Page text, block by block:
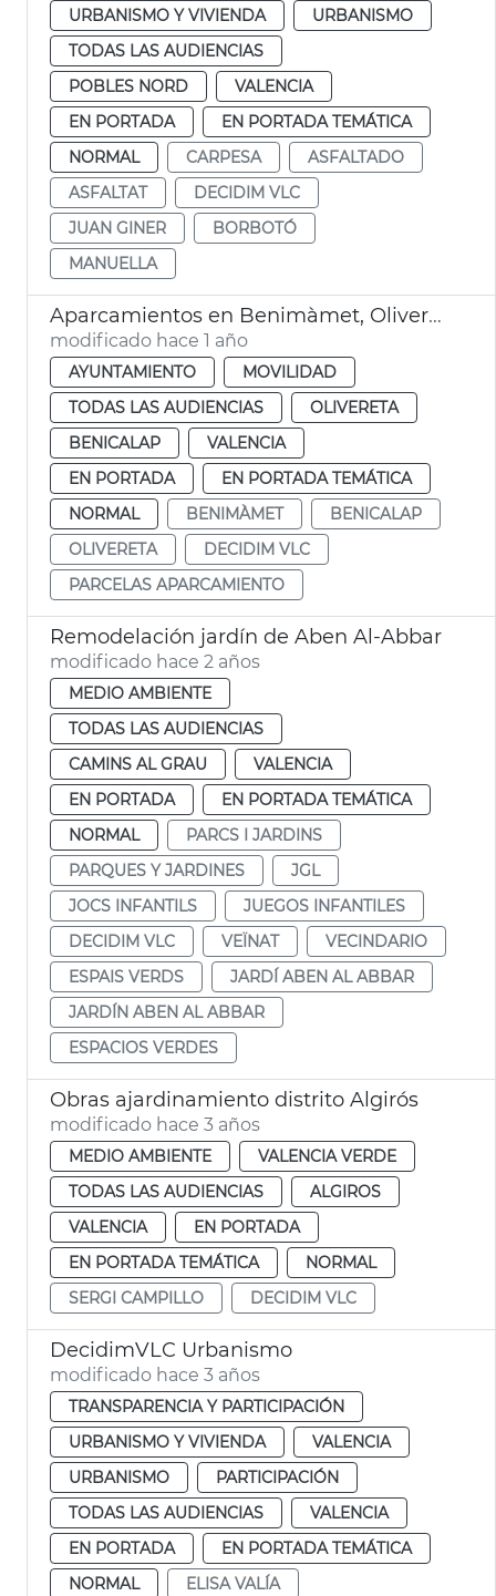
URBANISMO Y VIVIENDA
URBANISMO
TODAS LAS AUDIENCIAS
POBLES NORD
VALENCIA
EN PORTADA
EN PORTADA TEMÁTICA
NORMAL
CARPESA
ASFALTADO
ASFALTAT
DECIDIM VLC
JUAN GINER
BORBOTÓ
MANUELLA
Aparcamientos en Benimàmet, Olivereta y Benicalap
modificado hace 1 año
AYUNTAMIENTO
MOVILIDAD
TODAS LAS AUDIENCIAS
OLIVERETA
BENICALAP
VALENCIA
EN PORTADA
EN PORTADA TEMÁTICA
NORMAL
BENIMÀMET
BENICALAP
OLIVERETA
DECIDIM VLC
PARCELAS APARCAMIENTO
Remodelación jardín de Aben Al-Abbar
modificado hace 2 años
MEDIO AMBIENTE
TODAS LAS AUDIENCIAS
CAMINS AL GRAU
VALENCIA
EN PORTADA
EN PORTADA TEMÁTICA
NORMAL
PARCS I JARDINS
PARQUES Y JARDINES
JGL
JOCS INFANTILS
JUEGOS INFANTILES
DECIDIM VLC
VEÏNAT
VECINDARIO
ESPAIS VERDS
JARDÍ ABEN AL ABBAR
JARDÍN ABEN AL ABBAR
ESPACIOS VERDES
Obras ajardinamiento distrito Algirós
modificado hace 3 años
MEDIO AMBIENTE
VALENCIA VERDE
TODAS LAS AUDIENCIAS
ALGIROS
VALENCIA
EN PORTADA
EN PORTADA TEMÁTICA
NORMAL
SERGI CAMPILLO
DECIDIM VLC
DecidimVLC Urbanismo
modificado hace 3 años
TRANSPARENCIA Y PARTICIPACIÓN
URBANISMO Y VIVIENDA
VALENCIA
URBANISMO
PARTICIPACIÓN
TODAS LAS AUDIENCIAS
VALENCIA
EN PORTADA
EN PORTADA TEMÁTICA
NORMAL
ELISA VALÍA